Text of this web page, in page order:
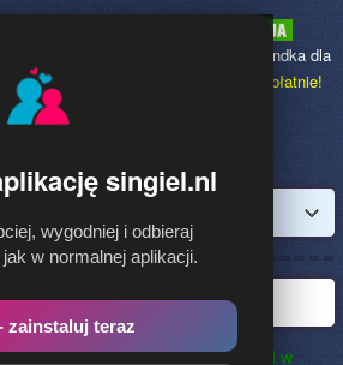
singiel.nl
wygodniej i odbieraj
w normalnej aplikacji.
zainstaluj teraz
to najpopularniejsza Randka dla
Polaków w Holandii,
dołącz bezpłatnie!
na poznanie nowych przyjaciół w